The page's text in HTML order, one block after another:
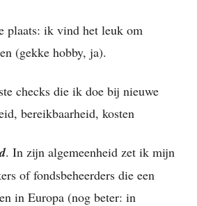
plaats: ik vind het leuk om
(gekke hobby, ja).
checks die ik doe bij nieuwe
bereikbaarheid, kosten
. In zijn algemeenheid zet ik mijn
of fondsbeheerders die een
in Europa (nog beter: in